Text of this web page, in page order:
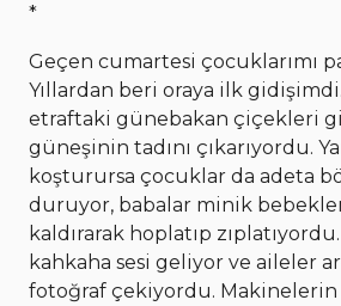
*
Geçen cumartesi çocuklarımı
Yıllardan beri oraya ilk
etraftaki günebakan çiçekleri
güneşinin tadını çıkarıyordu.
koşturursa çocuklar da adeta
duruyor, babalar minik
kaldırarak hoplatıp
kahkaha sesi geliyor ve aileler
fotoğraf çekiyordu.